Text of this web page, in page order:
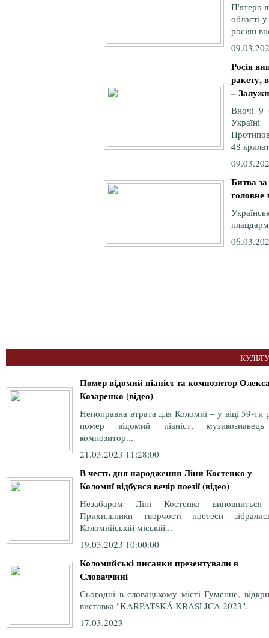
П'ятеро
області
росіян
Росія
ракету,
–
Вночі 9
48
Битва
головне
Помер відомий піаніст та композитор
Козаренко (відео)
Непоправна втрата для Коломиї – у віці 59-ти
помер відомий піаніст,
композитор...
21.03.2023 11:28:00
В честь дня народження Ліни Костенко у
Коломиї відбувся вечір поезії (відео)
Незабаром Ліні Костенко
Прихильники творчості поетеси
Коломийській міській...
19.03.2023 10:00:00
Коломийські писанки презентували в
Словаччині
Сьогодні в словацькому місті Гуменне,
виставка "KARPATSKÁ KRASLICA 2023".
17.03.2023